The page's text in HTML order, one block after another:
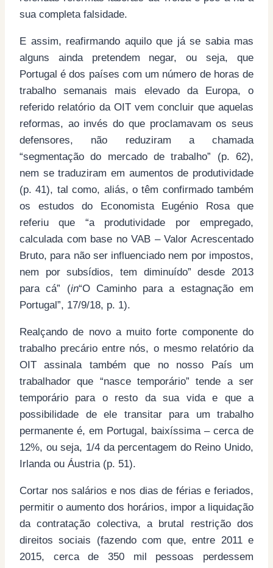
sua completa falsidade.
E assim, reafirmando aquilo que já se sabia mas
alguns ainda pretendem negar, ou seja, que
Portugal é dos países com um número de horas de
trabalho semanais mais elevado da Europa, o
referido relatório da OIT vem concluir que aquelas
reformas, ao invés do que proclamavam os seus
defensores, não reduziram a chamada
“segmentação do mercado de trabalho” (p. 62),
nem se traduziram em aumentos de produtividade
(p. 41), tal como, aliás, o têm confirmado também
os estudos do Economista Eugénio Rosa que
referiu que “a produtividade por empregado,
calculada com base no VAB – Valor Acrescentado
Bruto, para não ser influenciado nem por impostos,
nem por subsídios, tem diminuído” desde 2013
para cá” (in“O Caminho para a estagnação em
Portugal”, 17/9/18, p. 1).
Realçando de novo a muito forte componente do
trabalho precário entre nós, o mesmo relatório da
OIT assinala também que no nosso País um
trabalhador que “nasce temporário” tende a ser
temporário para o resto da sua vida e que a
possibilidade de ele transitar para um trabalho
permanente é, em Portugal, baixíssima – cerca de
12%, ou seja, 1/4 da percentagem do Reino Unido,
Irlanda ou Áustria (p. 51).
Cortar nos salários e nos dias de férias e feriados,
permitir o aumento dos horários, impor a liquidação
da contratação colectiva, a brutal restrição dos
direitos sociais (fazendo com que, entre 2011 e
2015, cerca de 350 mil pessoas perdessem